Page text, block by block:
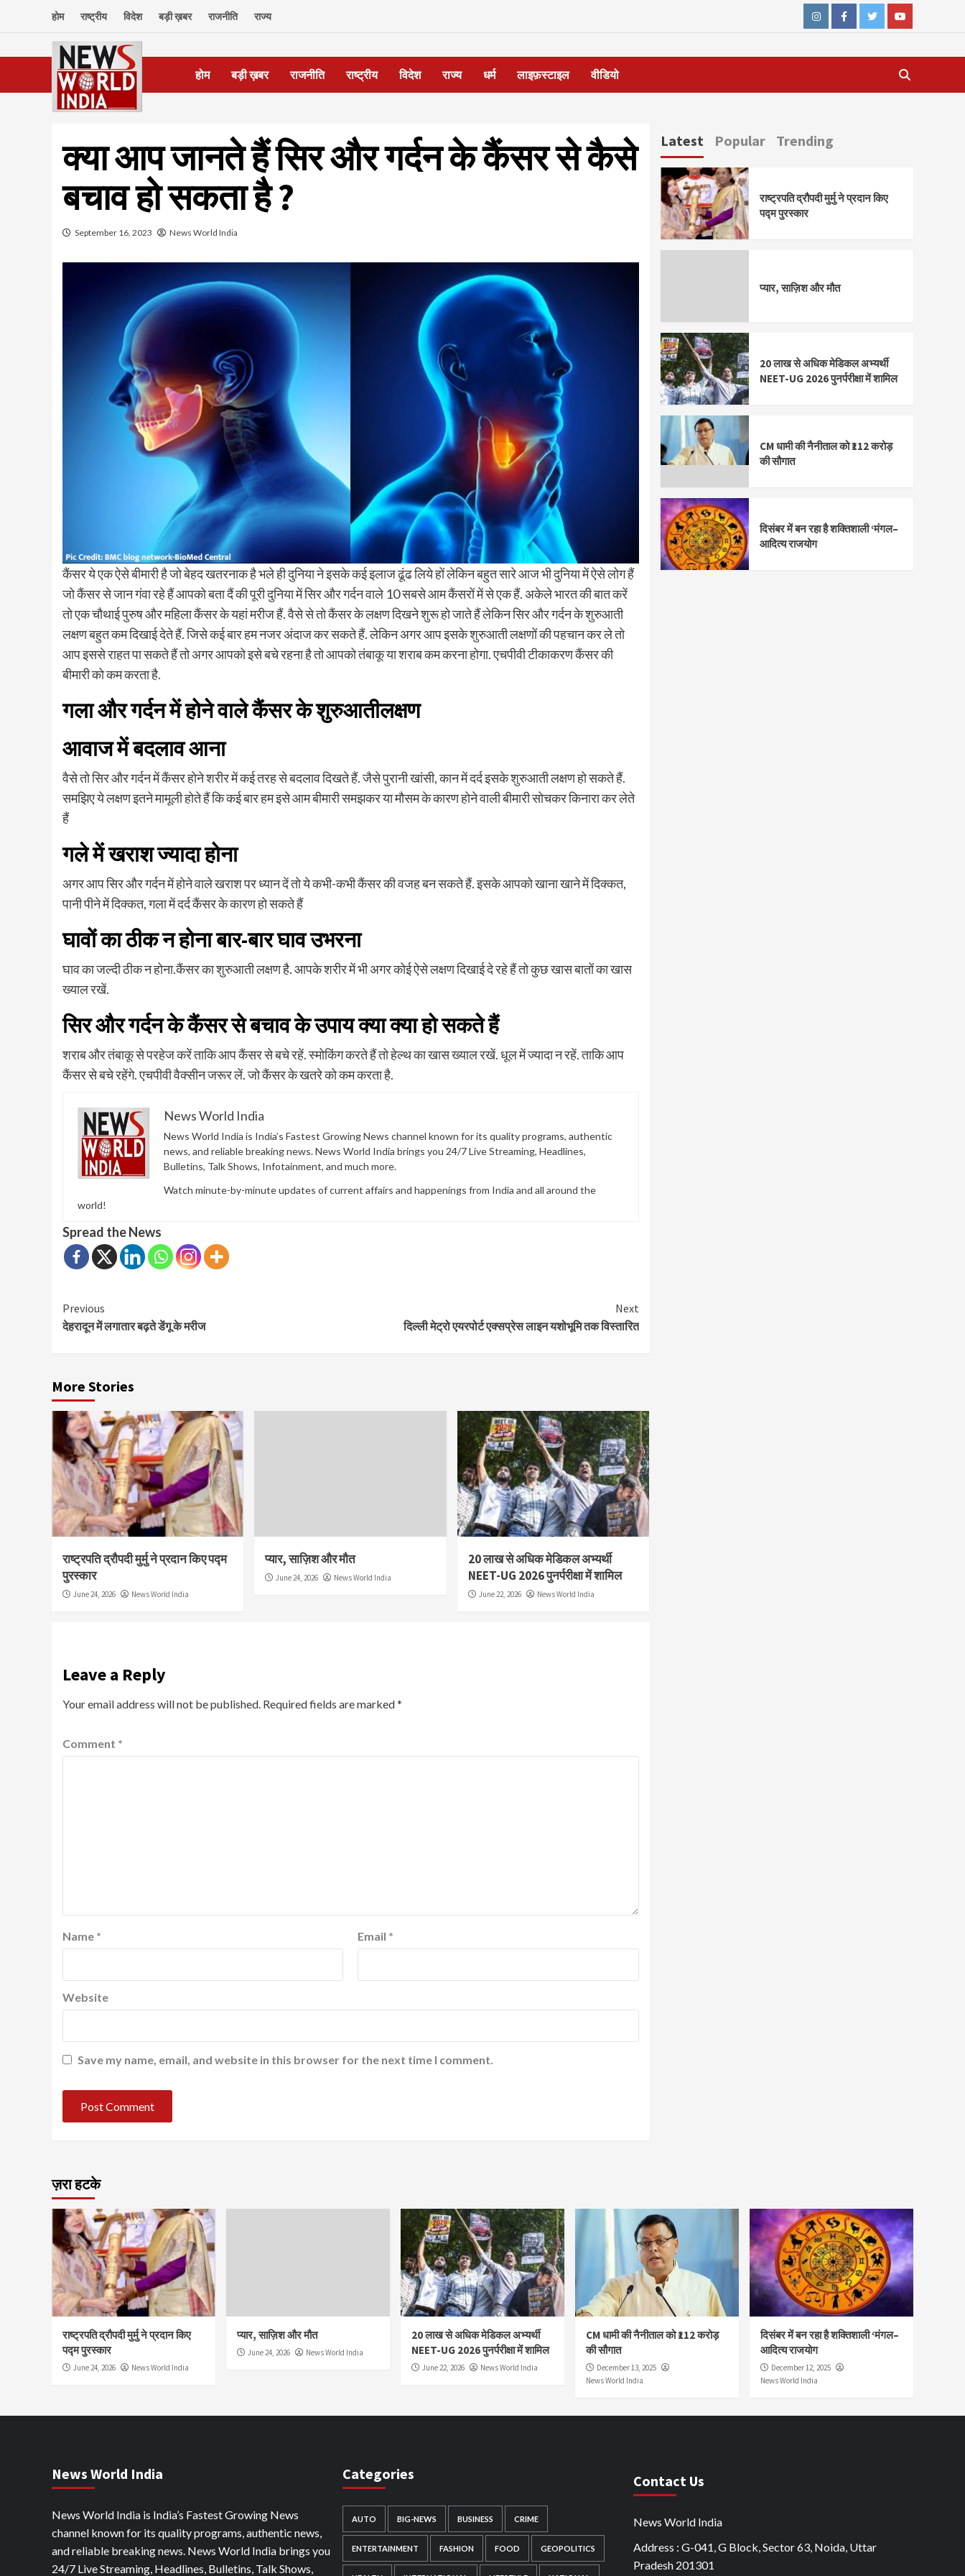
होम राष्ट्रीय विदेश बड़ी ख़बर राजनीति राज्य
InstagramFacebookTwitterYoutube
होम बड़ी ख़बर राजनीति राष्ट्रीय विदेश राज्य धर्म लाइफ़स्टाइल वीडियो
क्या आप जानते हैं सिर और गर्दन के कैंसर से कैसे
बचाव हो सकता है ?
September 16, 2023 News World India
कैंसर ये एक ऐसे बीमारी है जो बेहद खतरनाक है भले ही दुनिया ने इसके कई इलाज ढूंढ लिये हों लेकिन बहुत सारे आज भी दुनिया में ऐसे लोग हैं
जो कैंसर से जान गंवा रहे हैं आपको बता दैं की पूरी दुनिया में सिर और गर्दन वाले 10 सबसे आम कैंसरों में से एक हैं. अकेले भारत की बात करें
तो एक चौथाई पुरुष और महिला कैंसर के यहां मरीज हैं. वैसे से तो कैंसर के लक्षण दिखने शुरू हो जाते हैं लेकिन सिर और गर्दन के शुरुआती
लक्षण बहुत कम दिखाई देते हैं. जिसे कई बार हम नजर अंदाज कर सकते हैं. लेकिन अगर आप इसके शुरुआती लक्षणों की पहचान कर ले तो
आप इससे राहत पा सकते हैं तो अगर आपको इसे बचे रहना है तो आपको तंबाकू या शराब कम करना होगा. एचपीवी टीकाकरण कैंसर की
बीमारी को कम करता है.
गला और गर्दन में होने वाले कैंसर के शुरुआतीलक्षण
आवाज में बदलाव आना
वैसे तो सिर और गर्दन में कैंसर होने शरीर में कई तरह से बदलाव दिखते हैं. जैसे पुरानी खांसी, कान में दर्द इसके शुरुआती लक्षण हो सकते हैं.
समझिए ये लक्षण इतने मामूली होते हैं कि कई बार हम इसे आम बीमारी समझकर या मौसम के कारण होने वाली बीमारी सोचकर किनारा कर लेते
हैं
गले में खराश ज्यादा होना
अगर आप सिर और गर्दन में होने वाले खराश पर ध्यान दें तो ये कभी-कभी कैंसर की वजह बन सकते हैं. इसके आपको खाना खाने में दिक्कत,
पानी पीने में दिक्कत, गला में दर्द कैंसर के कारण हो सकते हैं
घावों का ठीक न होना बार-बार घाव उभरना
घाव का जल्दी ठीक न होना.कैंसर का शुरुआती लक्षण है. आपके शरीर में भी अगर कोई ऐसे लक्षण दिखाई दे रहे हैं तो कुछ खास बातों का खास
ख्याल रखें.
सिर और गर्दन के कैंसर से बचाव के उपाय क्या क्या हो सकते हैं
शराब और तंबाकू से परहेज करें ताकि आप कैंसर से बचे रहें. स्मोकिंग करते हैं तो हेल्थ का खास ख्याल रखें. धूल में ज्यादा न रहें. ताकि आप
कैंसर से बचे रहेंगे. एचपीवी वैक्सीन जरूर लें. जो कैंसर के खतरे को कम करता है.
News World India
News World India is India’s Fastest Growing News channel known for its quality programs, authentic
news, and reliable breaking news. News World India brings you 24/7 Live Streaming, Headlines,
Bulletins, Talk Shows, Infotainment, and much more.
Watch minute-by-minute updates of current affairs and happenings from India and all around the
world!
Spread the News
Continue
Reading
Previous
देहरादून में लगातार बढ़ते डेंगू के मरीज
Next
दिल्ली मेट्रो एयरपोर्ट एक्सप्रेस लाइन यशोभूमि तक विस्तारित
More Stories
राष्ट्रपति द्रौपदी मुर्मु ने प्रदान किए पद्म
पुरस्कार
June 24, 2026 News World India
प्यार, साज़िश और मौत
June 24, 2026 News World India
20 लाख से अधिक मेडिकल अभ्यर्थी
NEET-UG 2026 पुनर्परीक्षा में शामिल
June 22, 2026 News World India
Leave a Reply
Your email address will not be published. Required fields are marked*
Comment *
Name * Email *
Website
Save my name, email, and website in this browser for the next time I comment.
Latest Popular Trending
राष्ट्रपति द्रौपदी मुर्मु ने प्रदान किए
पद्म पुरस्कार
प्यार, साज़िश और मौत
20 लाख से अधिक मेडिकल अभ्यर्थी
NEET-UG 2026 पुनर्परीक्षा में शामिल
CM धामी की नैनीताल को ₹112 करोड़
की सौगात
दिसंबर में बन रहा है शक्तिशाली ‘मंगल–
आदित्य राजयोग
ज़रा हटके
राष्ट्रपति द्रौपदी मुर्मु ने प्रदान किए
पद्म पुरस्कार
June 24, 2026 News World India
प्यार, साज़िश और मौत
June 24, 2026 News World India
20 लाख से अधिक मेडिकल अभ्यर्थी
NEET-UG 2026 पुनर्परीक्षा में शामिल
June 22, 2026 News World India
CM धामी की नैनीताल को ₹112 करोड़
की सौगात
December 13, 2025
News World India
दिसंबर में बन रहा है शक्तिशाली ‘मंगल–
आदित्य राजयोग
December 12, 2025
News World India
News World India
News World India is India’s Fastest Growing News
channel known for its quality programs, authentic news,
and reliable breaking news. News World India brings you
24/7 Live Streaming, Headlines, Bulletins, Talk Shows,
Categories
AUTO BIG-NEWS BUSINESS CRIME
ENTERTAINMENT FASHION FOOD GEOPOLITICS
Contact Us
News World India
Address : G-041, G Block, Sector 63, Noida, Uttar
Pradesh 201301